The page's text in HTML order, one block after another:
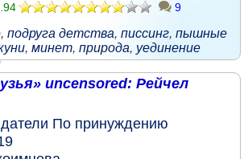
9
, подруга детства, писсинг, пышные
, минет, природа, уединение
uncensored: Рейчел
По принуждению